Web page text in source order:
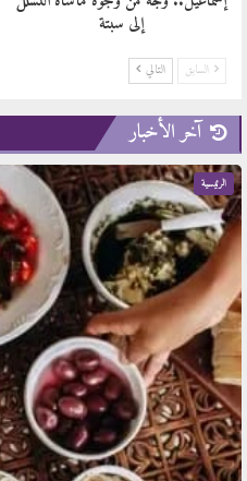
إلى سبتة
السابق التالي
آخر الأخبار
الرئيسية